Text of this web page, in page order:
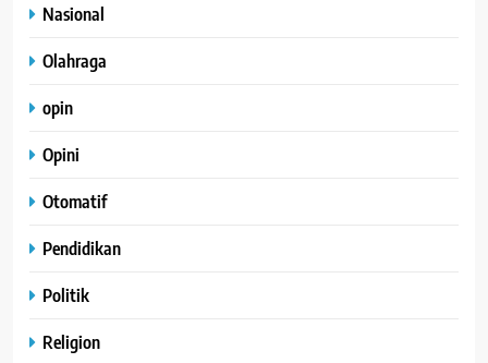
Nasional
Olahraga
opin
Opini
Otomatif
Pendidikan
Politik
Religion